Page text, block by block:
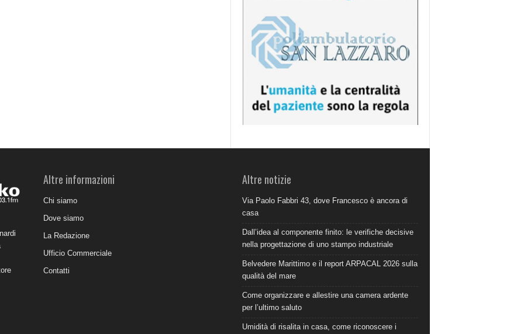
Altre informazioni
Chi siamo
Dove siamo
La Redazione
Ufficio Commerciale
Contatti
Altre notizie
Via Paolo Fabbri 43, dove Francesco è ancora di
casa
Dall’idea al componente finito: le verifiche decisive
nella progettazione di uno stampo industriale
Belvedere Marittimo e il report ARPACAL 2026 sulla
qualità del mare
Come organizzare e allestire una camera ardente
per l’ultimo saluto
Umidità di risalita in casa, come riconoscere i